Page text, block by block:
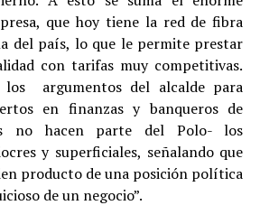
que hoy tiene la red de fibra
del país, lo que le permite prestar
con tarifas muy competitivas.
los argumentos del alcalde para
en finanzas y banqueros de
no hacen parte del Polo- los
y superficiales, señalando que
producto de una posición política
de un negocio”.